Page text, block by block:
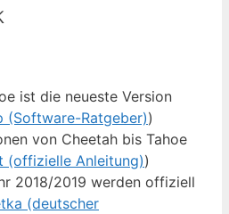
ist die neueste Version
(Software-Ratgeber))
von Cheetah bis Tahoe
(offizielle Anleitung))
2018/2019 werden offiziell
(deutscher